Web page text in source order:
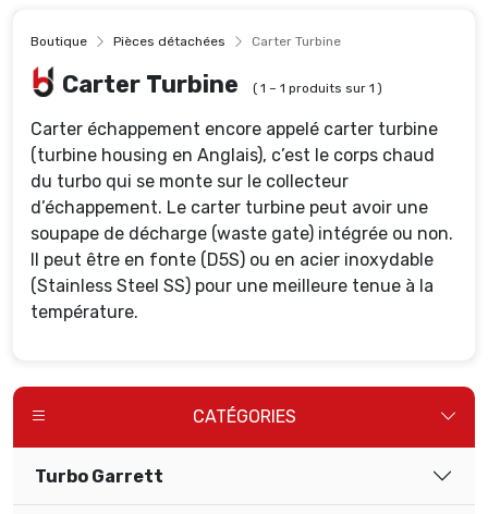
Boutique Pièces détachées Carter Turbine
Carter Turbine ( 1 – 1 produits sur 1 )
Carter échappement encore appelé carter turbine
(turbine housing en Anglais), c’est le corps chaud
du turbo qui se monte sur le collecteur
d’échappement. Le carter turbine peut avoir une
soupape de décharge (waste gate) intégrée ou non.
Il peut être en fonte (D5S) ou en acier inoxydable
(Stainless Steel SS) pour une meilleure tenue à la
température.
CATÉGORIES
Turbo Garrett